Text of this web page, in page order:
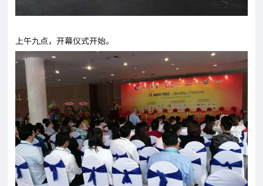
上午九点，开幕仪式开始。